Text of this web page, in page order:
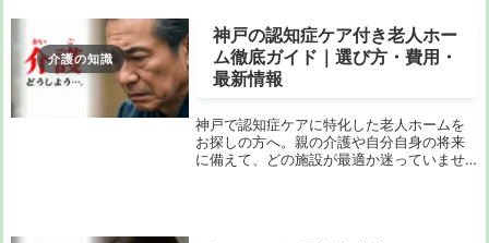
介護の知識
神戸の認知症ケア付き老人ホー
ム徹底ガイド｜選び方・費用・
最新情報
神戸で認知症ケアに特化した老人ホームを
お探しの方へ。親の介護や自分自身の将来
に備えて、どの施設が最適か迷っていませ